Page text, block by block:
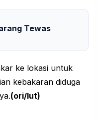
Tewas
ke lokasi untuk
kebakaran diduga
(ori/lut)